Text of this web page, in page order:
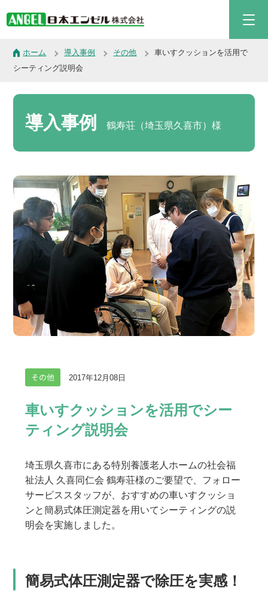
ホーム 導入事例 その他
車いすクッションを活用で
シーティング説明会
導入事例 鶴寿荘（埼玉県久喜市）様
その他 2017年12月08日
車いすクッションを活用でシー
ティング説明会
埼玉県久喜市にある特別養護老人ホームの社会福
祉法人 久喜同仁会 鶴寿荘様のご要望で、フォロー
サービススタッフが、おすすめの車いすクッショ
ンと簡易式体圧測定器を用いてシーティングの説
明会を実施しました。
簡易式体圧測定器で除圧を実感！